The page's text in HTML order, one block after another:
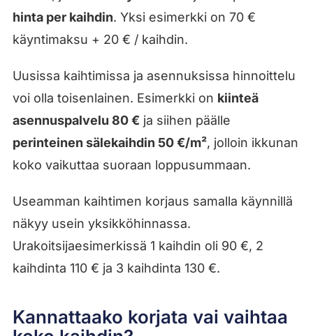
hinta per kaihdin. Yksi esimerkki on 70 €
käyntimaksu + 20 € / kaihdin.
Uusissa kaihtimissa ja asennuksissa hinnoittelu
voi olla toisenlainen. Esimerkki on kiinteä
asennuspalvelu 80 € ja siihen päälle
perinteinen sälekaihdin 50 €/m², jolloin ikkunan
koko vaikuttaa suoraan loppusummaan.
Useamman kaihtimen korjaus samalla käynnillä
näkyy usein yksikköhinnassa.
Urakoitsijaesimerkissä 1 kaihdin oli 90 €, 2
kaihdinta 110 € ja 3 kaihdinta 130 €.
Kannattaako korjata vai vaihtaa